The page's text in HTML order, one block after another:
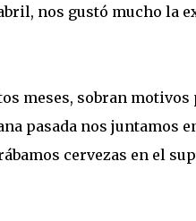
nos gustó mucho la
meses, sobran
pasada nos juntamos
cervezas en el